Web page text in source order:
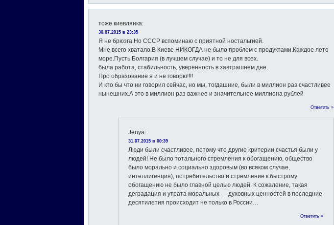
тоже киевлянка:
30.07.2015 в 23:35
Я не брюзга.Но СССР вспоминаю с приятной ностальгией.
Мне всего хватало.В Киеве НИКОГДА не было проблем с продуктами.Каждое лето
море.Пусть Болгария (в лучшем случае) и то не для всех.
была работа, стабильность, уверенность в завтрашнем дне.
Про образование я и не говорю!!!!
И кто бы что ни говорил сейчас, но мы, тогдашние, были в миллион раз счастливее
нынешних.А это в миллион раз важнее и значительнее миллиона рублей
Ответить »
Jenya:
31.07.2015 в 00:39
Люди были счастливее, потому что другие критерии счастья были у
людей! Не было тотального стремления к обогащению, общество
было морально и социально здоровым (во всяком случае,
интеллигенция), потребительство и стремление к быстрому
обогащению не было главной целью людей. К сожаление, такая
деградация и утрата моральных — духовных ценностей в последние
десятилетия происходит не только в России…
Ответить »